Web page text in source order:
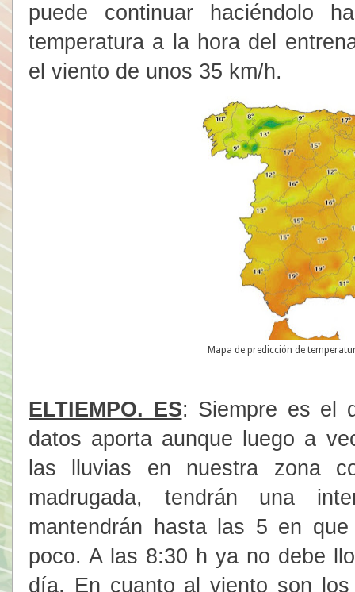
puede continuar haciéndolo
temperatura a la hora del
el viento de unos 35 km/h.
Mapa de predicción de
ELTIEMPO. ES: Siempre es el
datos aporta aunque luego a
las lluvias en nuestra zona
madrugada, tendrán una
mantendrán hasta las 5 en
poco. A las 8:30 h ya no debe
día. En cuanto al viento son